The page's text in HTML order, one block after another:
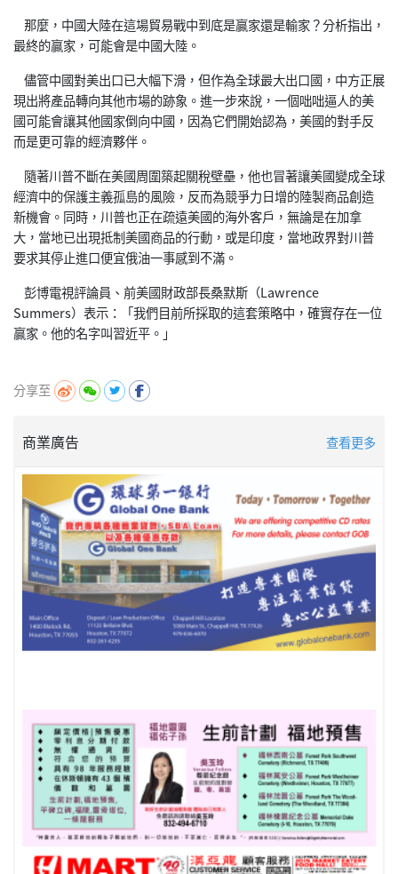
那麼，中國大陸在這場貿易戰中到底是贏家還是輸家？分析指出，
最終的贏家，可能會是中國大陸。
儘管中國對美出口已大幅下滑，但作為全球最大出口國，中方正展
現出將產品轉向其他市場的跡象。進一步來說，一個咄咄逼人的美
國可能會讓其他國家倒向中國，因為它們開始認為，美國的對手反
而是更可靠的經濟夥伴。
隨著川普不斷在美國周圍築起關稅壁壘，他也冒著讓美國變成全球
經濟中的保護主義孤島的風險，反而為競爭力日增的陸製商品創造
新機會。同時，川普也正在疏遠美國的海外客戶，無論是在加拿
大，當地已出現抵制美國商品的行動，或是印度，當地政界對川普
要求其停止進口便宜俄油一事感到不滿。
彭博電視評論員、前美國財政部長桑默斯（Lawrence
Summers）表示：「我們目前所採取的這套策略中，確實存在一位
贏家。他的名字叫習近平。」
分享至
商業廣告 查看更多